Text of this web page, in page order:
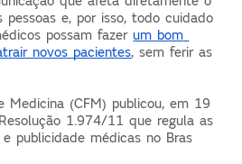
e, por isso, todo cuidado
possam fazer um bom
novos pacientes, sem ferir as
Medicina (CFM) publicou, em 19
1.974/11 que regula as
publicidade médicas no Bras